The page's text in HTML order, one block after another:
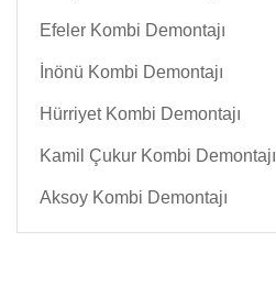
Efeler Kombi Demontajı
İnönü Kombi Demontajı
Hürriyet Kombi Demontajı
Kamil Çukur Kombi Demontajı
Aksoy Kombi Demontajı